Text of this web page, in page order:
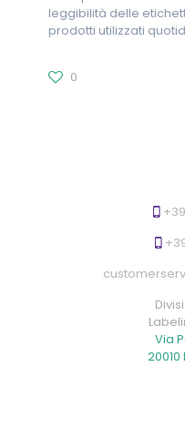
leggibilità delle
prodotti utilizzati
0
Via